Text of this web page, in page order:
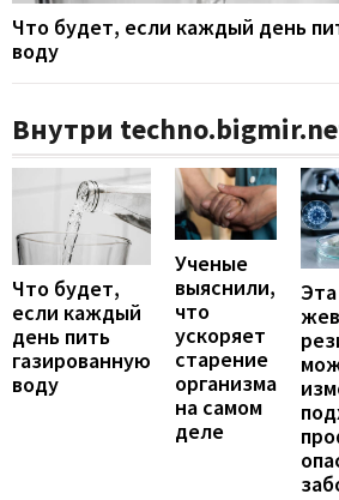
Что будет, если каждый день
воду
Внутри
Что будет,
если каждый
день пить
газированную
воду
Ученые
выяснили,
что
ускоряет
старение
организма
на самом
деле
Эта